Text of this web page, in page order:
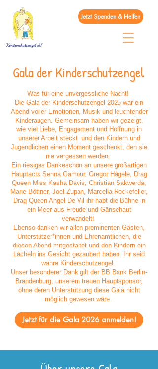
Jetzt Spenden & Helfen
Gala der Kinderschutzengel
Was für eine unvergessliche Nacht!
Die Gala der Kinderschutzengel 2025 war ein
Abend voller Emotionen, Musik und leuchtender
Kinderaugen. Gemeinsam haben wir gezeigt,
wie viel Liebe, Engagement und Hoffnung in
unserer Arbeit steckt und den Kindern und
Jugendlichen einen Moment geschenkt, den sie
nie vergessen werden.
Ein riesiges Dankeschön an unsere großartigen
Hauptacts Senna Gamour, Gregor Hägele, Drag
Queen Miss Kasha Davis, Christian Sakwerda,
Marie Böttner, Joel Zupan, Marcella Rockefeller,
Drag Queen Angel De Vil ihr habt die Bühne in
ein Meer aus Freude und Gänsehaut
verwandelt!
Ebenso danken wir allen prominenten Gästen,
Unterstützer*innen und Ehrenamtlichen, die
diesen Abend mitgestaltet und den Kindern ein
Lächeln ins Gesicht gezaubert haben. Ihr seid
wahre Kinderschutzengel.
Unser besonderer Dank gilt der BB Bank Berlin-
Brandenburg, unserem treuen Hauptsponsor,
ohne deren Unterstützung diese Gala nicht
möglich gewesen wäre.
Jetzt für die Gala 2026 anmelden!